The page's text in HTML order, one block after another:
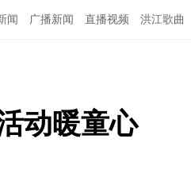
闻 广播新闻 直播视频 洪江歌曲
动暖童心